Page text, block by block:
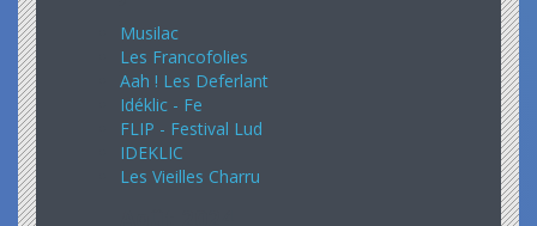
Musilac
Les Francofolies
Aah ! Les Deferlant
Idéklic - Fe
FLIP - Festival Lud
IDEKLIC
Les Vieilles Charru